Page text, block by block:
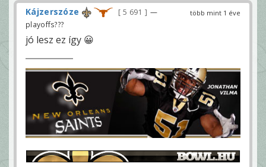
több mint 1 éve
Kájzerszóze 5 691
—
playoffs???
jó lesz ez így 😀